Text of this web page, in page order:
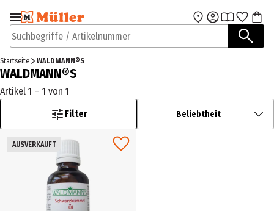
Zur Navigation
springen
Zum Hauptinhalt
Suchbegriffe / Artikelnummer
Startseite WALDMANN®S
WALDMANN®S
Artikel 1 – 1 von 1
Filter
Beliebtheit
AUSVERKAUFT